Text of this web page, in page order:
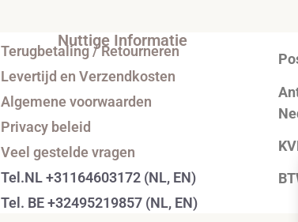
Nuttige Informatie
Terugbetaling / Retourneren
Levertijd en Verzendkosten
Algemene voorwaarden
Privacy beleid
Veel gestelde vragen
Tel.NL +31164603172 (NL, EN)
Tel. BE +32495219857 (NL, EN)